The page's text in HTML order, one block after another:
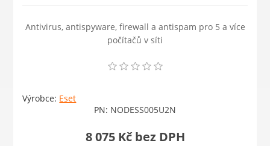
Antivirus, antispyware, firewall a antispam pro 5 a více
počítačů v síti
Výrobce: Eset
PN: NODESS005U2N
8 075 Kč bez DPH